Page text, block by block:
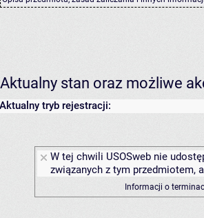
Aktualny stan oraz możliwe
Aktualny tryb rejestracji:
W tej chwili USOSweb nie
związanych z tym przedmiotem,
Informacji o